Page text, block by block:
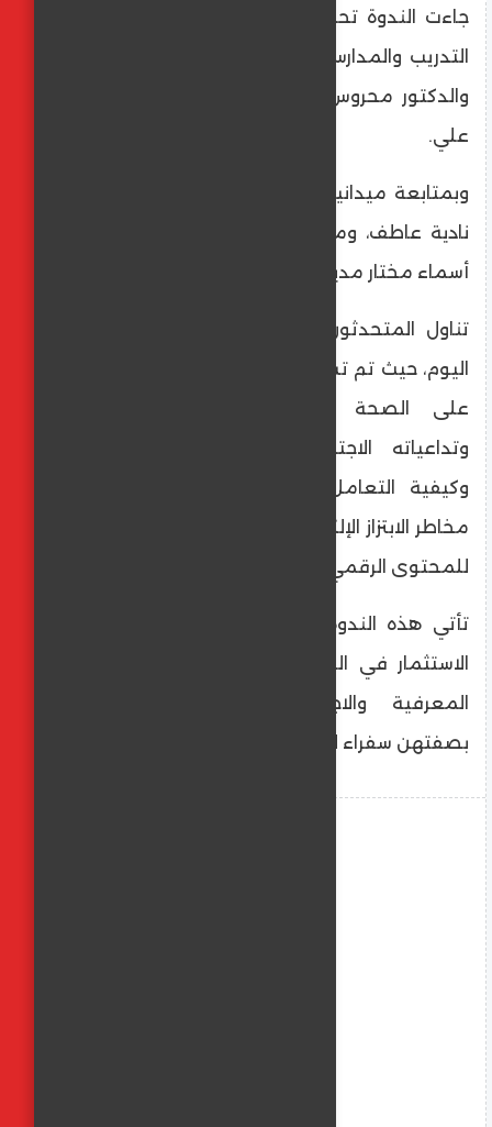
جاءت الندوة تحت إشراف وحضور قيادات إدارة
التدريب والمدارس، الدكتور مينا سمير فرج الله،
والدكتور محروس حسين، والدكتور عبد الرؤوف
علي.
وبمتابعة ميدانية من موجهات المدارس، مس
نادية عاطف، ومس منال سيد، وبقيادة المس
أسماء مختار مديرة المدرسة.
​تناول المتحدثون قضايا تمس واقع الفتيات
اليوم، حيث تم تسليط الضوء على ​آثاره السلبية
على الصحة الجسدية والنفسية للفتاة،
وتداعياته الاجتماعية على استقرار الأسرة،
وكيفية التعامل بوعي مع الإنترنت وتجنب
مخاطر الابتزاز الإلكتروني أو الاستهلاك غير الواعي
للمحتوى الرقمي.
​تأتي هذه الندوة في إطار حرص الدولة على
الاستثمار في العنصر البشري، وتوفير الحماية
المعرفية والاجتماعية لطالبات التمريض
بصفتهن سفراء للصحة والوعي في المستقبل.